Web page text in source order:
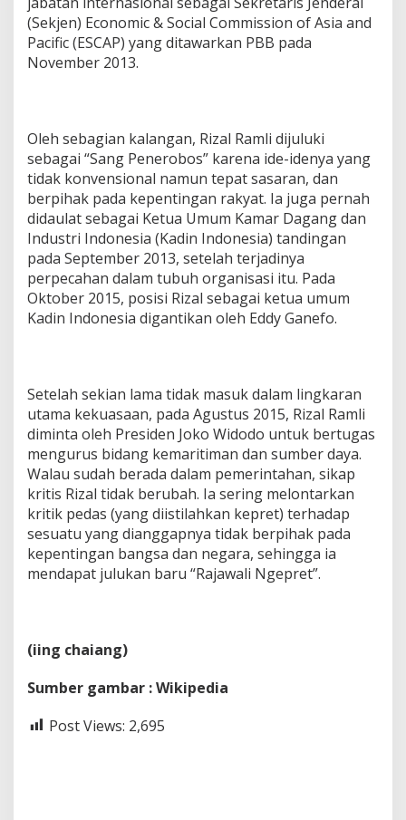
(Sekjen) Economic & Social Commission of Asia and
Pacific (ESCAP) yang ditawarkan PBB pada
November 2013.
Oleh sebagian kalangan, Rizal Ramli dijuluki
sebagai “Sang Penerobos” karena ide-idenya yang
tidak konvensional namun tepat sasaran, dan
berpihak pada kepentingan rakyat. Ia juga pernah
didaulat sebagai Ketua Umum Kamar Dagang dan
Industri Indonesia (Kadin Indonesia) tandingan
pada September 2013, setelah terjadinya
perpecahan dalam tubuh organisasi itu. Pada
Oktober 2015, posisi Rizal sebagai ketua umum
Kadin Indonesia digantikan oleh Eddy Ganefo.
Setelah sekian lama tidak masuk dalam lingkaran
utama kekuasaan, pada Agustus 2015, Rizal Ramli
diminta oleh Presiden Joko Widodo untuk bertugas
mengurus bidang kemaritiman dan sumber daya.
Walau sudah berada dalam pemerintahan, sikap
kritis Rizal tidak berubah. Ia sering melontarkan
kritik pedas (yang diistilahkan kepret) terhadap
sesuatu yang dianggapnya tidak berpihak pada
kepentingan bangsa dan negara, sehingga ia
mendapat julukan baru “Rajawali Ngepret”.
(iing chaiang)
Sumber gambar : Wikipedia
Post Views: 2,695